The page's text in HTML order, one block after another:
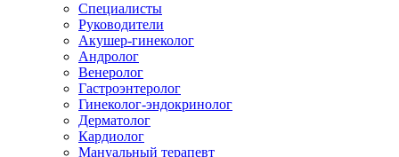
Специалисты
Руководители
Акушер-гинеколог
Андролог
Венеролог
Гастроэнтеролог
Гинеколог-эндокринолог
Дерматолог
Кардиолог
Мануальный терапевт